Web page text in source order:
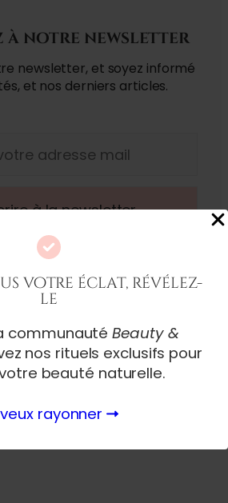
votre éclat, révélez-
le
communautéBeauty &
nos rituels exclusifs pour
beauté naturelle.
rayonner
à notre newsletter
newsletter, et soyez informé
et nos derniers articles.